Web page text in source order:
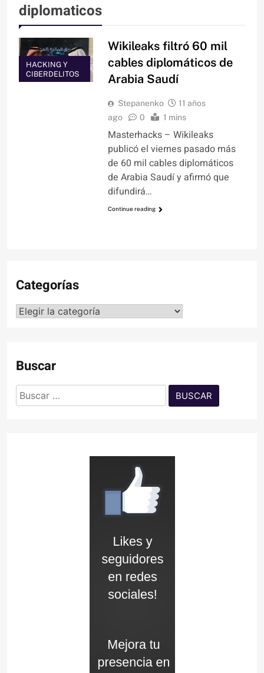
diplomaticos
HACKING Y
CIBERDELITOS
Wikileaks filtró 60 mil
cables diplomáticos de
Arabia Saudí
Stepanenko
11 años
ago
0 1 mins
Masterhacks – Wikileaks
publicó el viernes pasado más
de 60 mil cables diplomáticos
de Arabia Saudí y afirmó que
difundirá…
Continue reading
Categorías
Categorías
Buscar
Buscar: